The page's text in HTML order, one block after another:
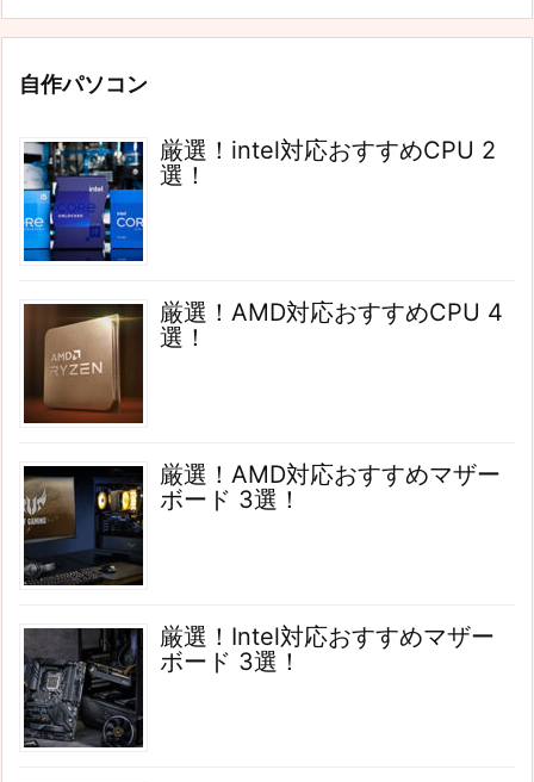
自作パソコン
厳選！intel対応おすすめCPU 2
選！
厳選！AMD対応おすすめCPU 4
選！
厳選！AMD対応おすすめマザー
ボード 3選！
厳選！Intel対応おすすめマザー
ボード 3選！